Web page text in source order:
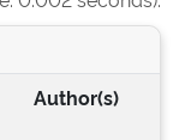
Author(s)